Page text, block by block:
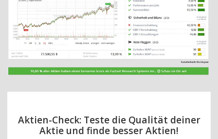
Aktien-Check: Teste die Qualität deiner
Aktie und finde besser Aktien!